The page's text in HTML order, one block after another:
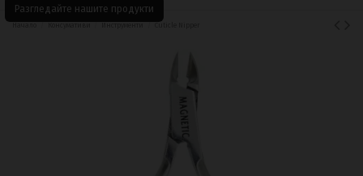
Разгледайте нашите продукти
Начало Консумативи Инструменти Cuticle Nipper